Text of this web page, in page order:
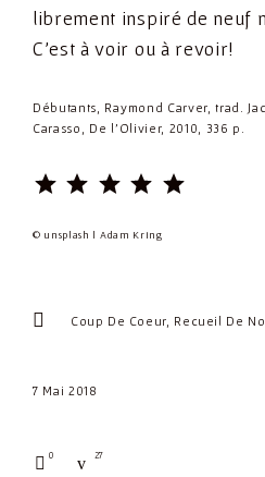
librement inspiré de neuf
C’est à voir ou à revoir!
Débutants, Raymond Carver, trad.
Carasso, De l’Olivier, 2010, 336 p.
⭐⭐⭐⭐⭐
© unsplash | Adam Kring
Coup De Coeur Recueil De
7 Mai 2018
27
0